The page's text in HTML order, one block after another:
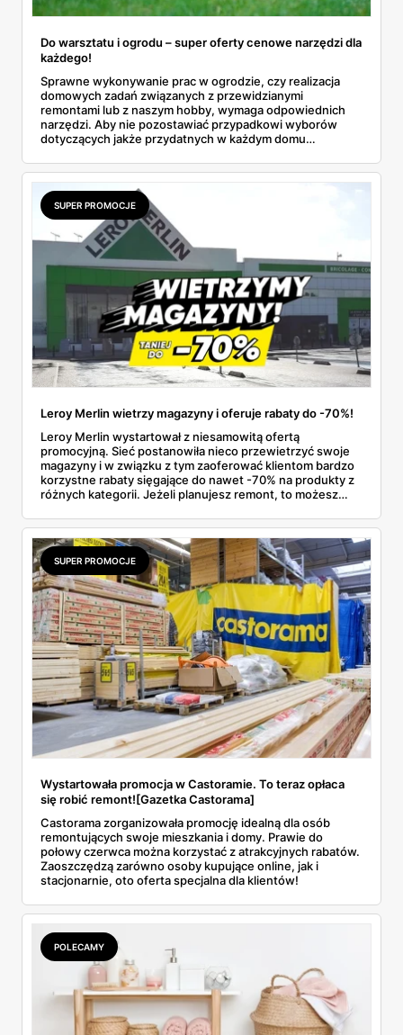
Do warsztatu i ogrodu – super oferty cenowe narzędzi dla
każdego!
Sprawne wykonywanie prac w ogrodzie, czy realizacja
domowych zadań związanych z przewidzianymi
remontami lub z naszym hobby, wymaga odpowiednich
narzędzi. Aby nie pozostawiać przypadkowi wyborów
dotyczących jakże przydatnych w każdym domu
propozycji z promocyjnych gazetek przygotowanych
SUPER PROMOCJE
Leroy Merlin wietrzy magazyny i oferuje rabaty do -70%!
Leroy Merlin wystartował z niesamowitą ofertą
promocyjną. Sieć postanowiła nieco przewietrzyć swoje
magazyny i w związku z tym zaoferować klientom bardzo
korzystne rabaty sięgające do nawet -70% na produkty z
różnych kategorii. Jeżeli planujesz remont, to możesz
co najważniejsze, sporo zaoszczędzić!
SUPER PROMOCJE
Wystartowała promocja w Castoramie. To teraz opłaca
się robić remont![Gazetka Castorama]
Castorama zorganizowała promocję idealną dla osób
remontujących swoje mieszkania i domy. Prawie do
połowy czerwca można korzystać z atrakcyjnych rabatów.
Zaoszczędzą zarówno osoby kupujące online, jak i
stacjonarnie, oto oferta specjalna dla klientów!
POLECAMY